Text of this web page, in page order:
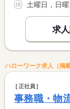
土曜日，日
求
ハローワーク求人（掲
正社員
事務職・物